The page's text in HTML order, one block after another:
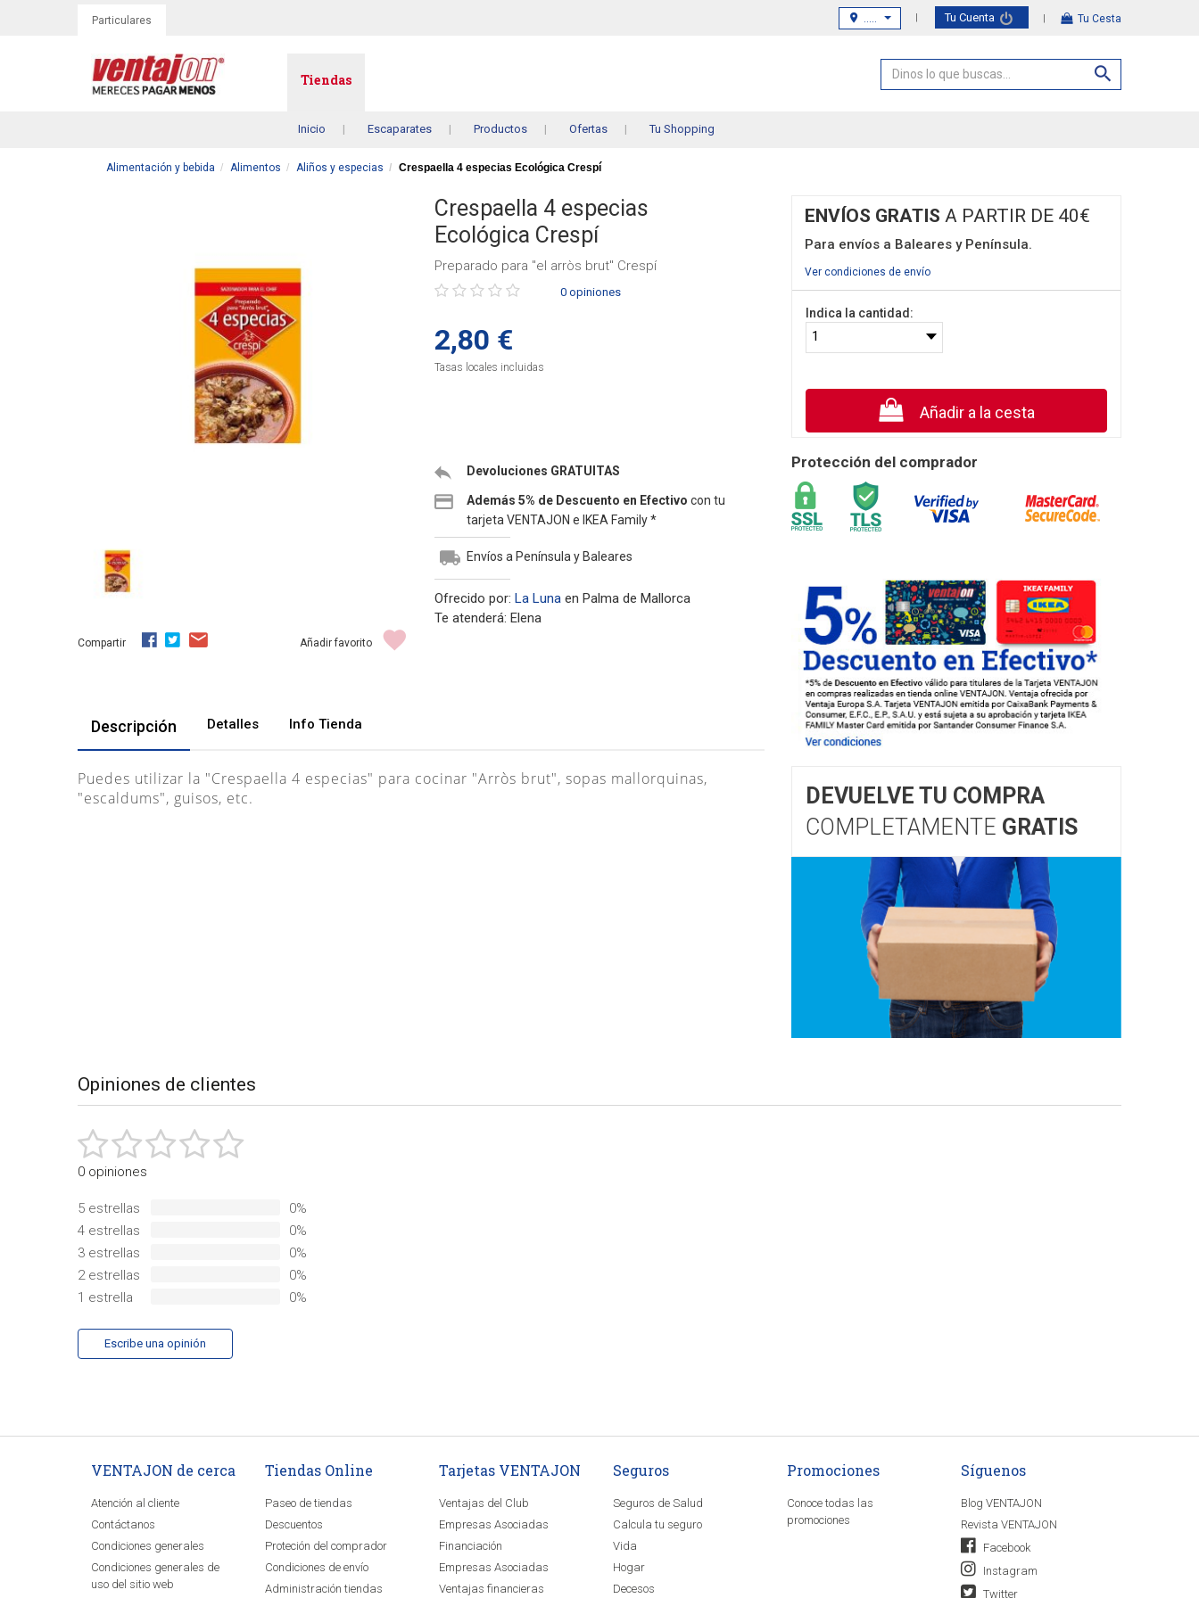
Particulares Tu Cesta
Tu Cuenta
.....
Tiendas
Inicio Escaparates Productos Ofertas Tu Shopping
Alimentación y bebida Alimentos Aliños y especias Crespaella 4 especias Ecológica Crespí
Compartir Añadir favorito
Crespaella 4 especias
Ecológica Crespí
Preparado para "el arròs brut" Crespí
Púntue
producto
0 opiniones
2,80 €
Tasas locales incluidas
Devoluciones GRATUITAS
Además 5% de Descuento en Efectivocon tu
tarjeta VENTAJON e IKEA Family *
Envíos a Península y Baleares
Ofrecido por: La Luna en Palma de Mallorca
Te atenderá: Elena
Descripción Detalles Info Tienda
Puedes utilizar la "Crespaella 4 especias" para cocinar "Arròs brut", sopas mallorquinas,
"escaldums", guisos, etc.
ENVÍOS GRATIS A PARTIR DE 40€
Para envíos a Baleares y Península.
Ver condiciones de envío
Indica la cantidad:
Añadir a la cesta
Protección del comprador
DEVUELVE TU COMPRA
COMPLETAMENTE GRATIS
Opiniones de clientes
0 opiniones
5 estrellas
0%
4 estrellas
0%
3 estrellas
0%
2 estrellas
0%
1 estrella
0%
Escribe una opinión
VENTAJON de cerca
Atención al cliente
Contáctanos
Condiciones generales
Condiciones generales de
uso del sitio web
Tiendas Online
Paseo de tiendas
Descuentos
Proteción del comprador
Condiciones de envío
Administración tiendas
Tarjetas VENTAJON
Ventajas del Club
Empresas Asociadas
Financiación
Empresas Asociadas
Ventajas financieras
Seguros
Seguros de Salud
Calcula tu seguro
Vida
Hogar
Decesos
Promociones
Conoce todas las
promociones
Síguenos
Blog VENTAJON
Revista VENTAJON
Facebook
Instagram
Twitter